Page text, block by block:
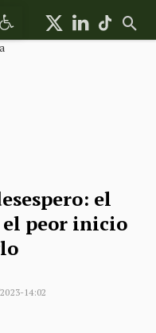
Abrir barra de herramientas
el
peor inicio
14:02